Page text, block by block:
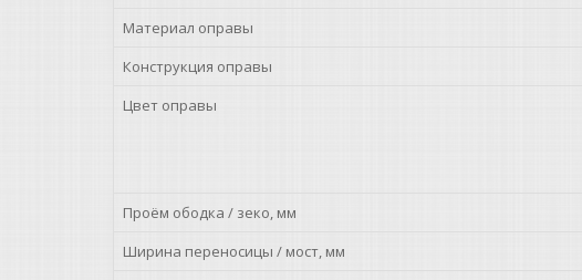
Материал оправы
Конструкция оправы
Цвет оправы
Проём ободка / зеко, мм
Ширина переносицы / мост, мм